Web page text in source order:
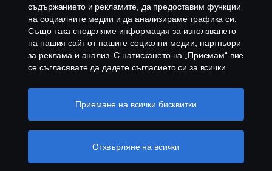
Политика за бисквитки
Настройки на бисквитките
Скания България ЕООД, 1186 София, с. Герман,
ул. Манастирска воденица №5, Тел.+359 2 970
съдържанието и рекламите, да предоставим функции
на социалните медии и да анализираме трафика си.
Също така споделяме информация за използването
на нашия сайт от нашите социални медии, партньори
за реклама и анализ. С натискането на „Приемам“ вие
се съгласявате да дадете съгласието си за всички
споделя. Можете също така да управлявате своите
бисквитки, като щракнете върху „Настройки на
който можете да намерите, като щракнете върху
връзката под този текст Повече информация за
Отхвърляне на всички
Приемане на всички бисквитки